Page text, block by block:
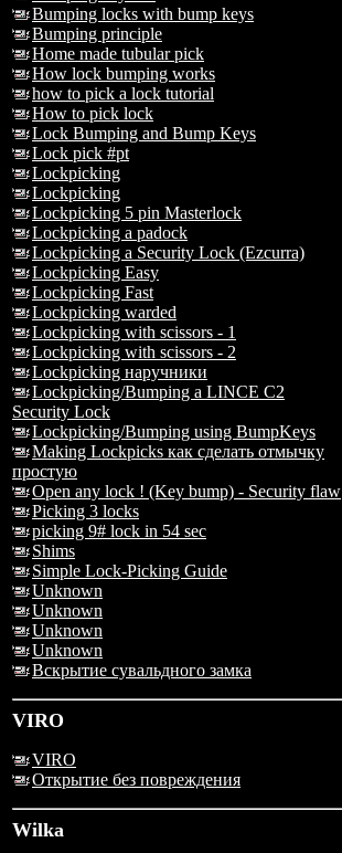
Bumping locks with bump keys
Bumping principle
Home made tubular pick
How lock bumping works
how to pick a lock tutorial
How to pick lock
Lock Bumping and Bump Keys
Lock pick #pt
Lockpicking
Lockpicking
Lockpicking 5 pin Masterlock
Lockpicking a padock
Lockpicking a Security Lock (Ezcurra)
Lockpicking Easy
Lockpicking Fast
Lockpicking warded
Lockpicking with scissors - 1
Lockpicking with scissors - 2
Lockpicking наручники
Lockpicking/Bumping a LINCE C2
Security Lock
Lockpicking/Bumping using BumpKeys
Making Lockpicks как сделать отмычку
простую
Open any lock ! (Key bump) - Security flaw
Picking 3 locks
picking 9# lock in 54 sec
Shims
Simple Lock-Picking Guide
Unknown
Unknown
Unknown
Unknown
Вскрытие сувальдного замка
VIRO
VIRO
Открытие без повреждения
Wilka